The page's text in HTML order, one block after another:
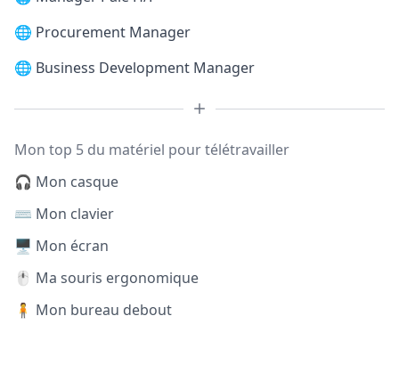
🌐 Procurement Manager
🌐 Business Development Manager
Mon top 5 du matériel pour télétravailler
🎧 Mon casque
⌨️ Mon clavier
🖥️ Mon écran
🖱️ Ma souris ergonomique
🧍 Mon bureau debout